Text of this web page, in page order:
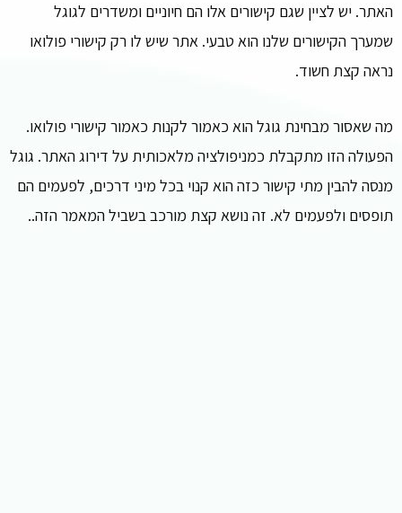
האתר. יש לציין שגם קישורים אלו הם חיוניים ומשדרים לגוגל
שמערך הקישורים שלנו הוא טבעי. אתר שיש לו רק קישורי פולואו
נראה קצת חשוד.
מה שאסור מבחינת גוגל הוא כאמור לקנות כאמור קישורי פולואו.
הפעולה הזו מתקבלת כמניפולציה מלאכותית על דירוג האתר. גוגל
מנסה להבין מתי קישור כזה הוא קנוי בכל מיני דרכים, לפעמים הם
תופסים ולפעמים לא. זה נושא קצת מורכב בשביל המאמר הזה..